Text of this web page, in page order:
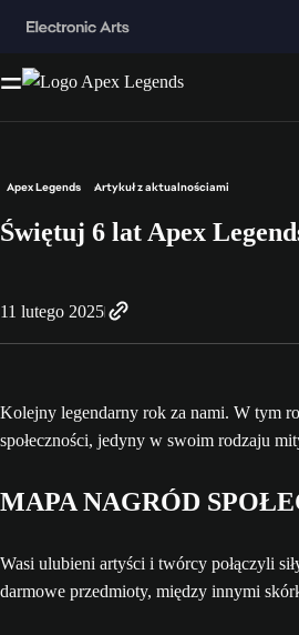
Apex Legends Artykuł z aktualnościami
Świętuj 6 lat Apex
11 lutego 2025
Kolejny legendarny rok za nami. W tym
społeczności, jedyny w swoim rodzaju
MAPA NAGRÓD
Wasi ulubieni artyści i twórcy połączyli
darmowe przedmioty, między innymi